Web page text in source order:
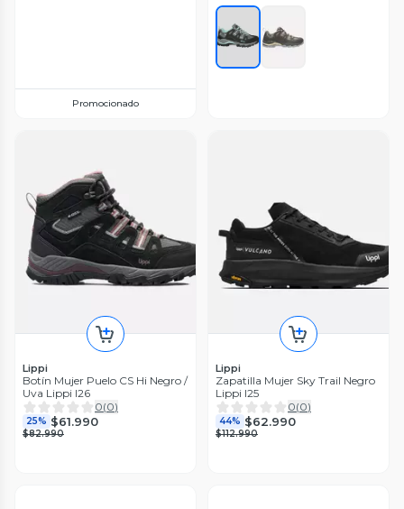
Promocionado
Lippi
Botín Mujer Puelo CS Hi Negro /
Uva Lippi I26
0(0)
25% $61.990
$82.990
Lippi
Zapatilla Mujer Sky Trail Negro
Lippi I25
0(0)
44% $62.990
$112.990